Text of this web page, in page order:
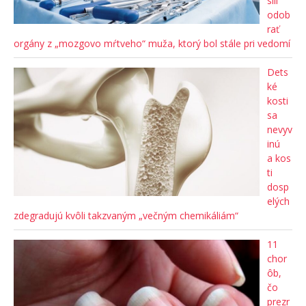
odob
rať
orgány z „mozgovo mŕtveho“ muža, ktorý bol stále pri vedomí
Dets
ké
kosti
sa
nevyv
inú
a kos
ti
dosp
elých
zdegradujú kvôli takzvaným „večným chemikáliám“
11
chor
ôb,
čo
prezr